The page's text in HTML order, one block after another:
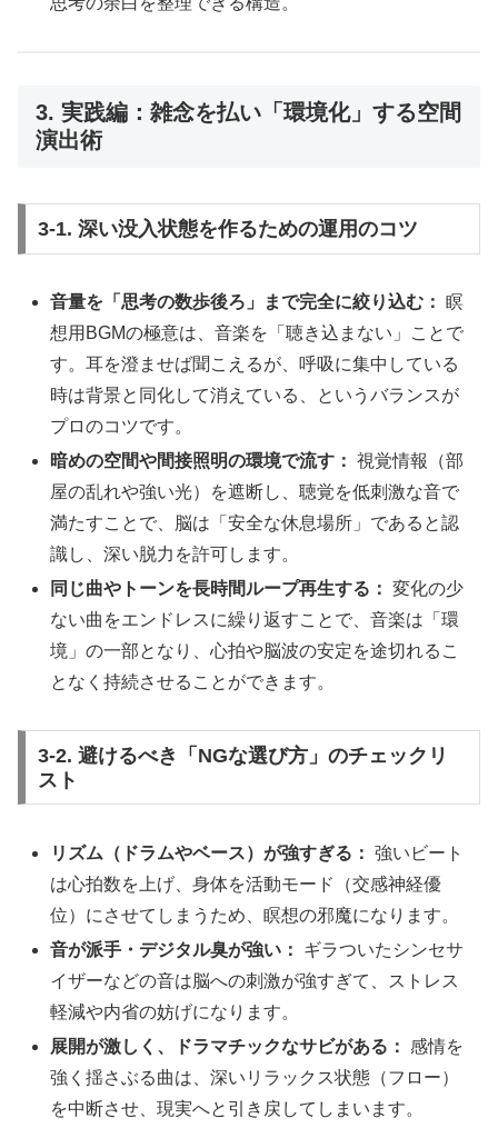
3. 実践編：雑念を払い「環境化」する空間
演出術
3-1. 深い没入状態を作るための運用のコツ
音量を「思考の数歩後ろ」まで完全に絞り込む： 瞑
想用BGMの極意は、音楽を「聴き込まない」ことで
す。耳を澄ませば聞こえるが、呼吸に集中している
時は背景と同化して消えている、というバランスが
プロのコツです。
暗めの空間や間接照明の環境で流す： 視覚情報（部
屋の乱れや強い光）を遮断し、聴覚を低刺激な音で
満たすことで、脳は「安全な休息場所」であると認
識し、深い脱力を許可します。
同じ曲やトーンを長時間ループ再生する： 変化の少
ない曲をエンドレスに繰り返すことで、音楽は「環
境」の一部となり、心拍や脳波の安定を途切れるこ
となく持続させることができます。
3-2. 避けるべき「NGな選び方」のチェックリ
スト
リズム（ドラムやベース）が強すぎる： 強いビート
は心拍数を上げ、身体を活動モード（交感神経優
位）にさせてしまうため、瞑想の邪魔になります。
音が派手・デジタル臭が強い：
ギラついたシンセサ
イザーなどの音は脳への刺激が強すぎて、ストレス
軽減や内省の妨げになります。
展開が激しく、ドラマチックなサビがある： 感情を
強く揺さぶる曲は、深いリラックス状態（フロー）
を中断させ、現実へと引き戻してしまいます。